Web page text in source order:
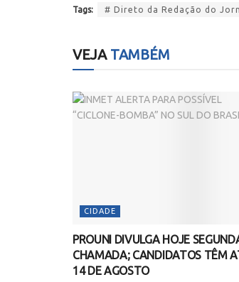
Tags: # Direto da Redação do
VEJATAMBÉM
CIDADE
PROUNI DIVULGA HOJE
CHAMADA; CANDIDATOS TÊM
14 DE AGOSTO